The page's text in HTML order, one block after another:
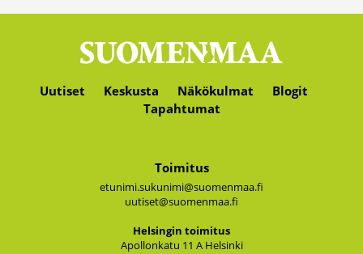
Uutiset Keskusta Näkökulmat
Blogit
Tapahtumat
Toimitus
etunimi.sukunimi@suomenmaa.fi
uutiset@suomenmaa.fi
Hel­sin­gin toi­mi­tus
Apol­lon­ka­tu 11 A Hel­sin­ki